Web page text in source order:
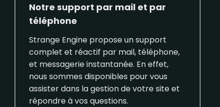
Notre support par mail et par
téléphone
Strange Engine propose un support
complet et réactif par mail, téléphone,
et messagerie instantanée. En effet,
nous sommes disponibles pour vous
assister dans la gestion de votre site et
répondre à vos questions.